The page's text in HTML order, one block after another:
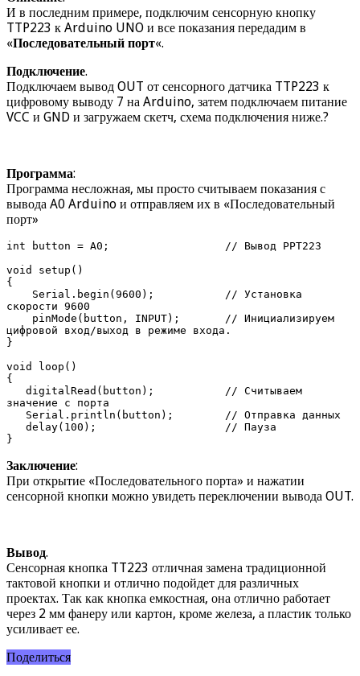
И в последним примере, подключим сенсорную кнопку
TTP223 к Arduino UNO и все показания передадим в
«Последовательный порт«.
Подключение.
Подключаем вывод OUT от сенсорного датчика TTP223 к
цифровому выводу 7 на Arduino, затем подключаем питание
VCC и GND и загружаем скетч, схема подключения ниже.?
Программа:
Программа несложная, мы просто считываем показания с
вывода A0 Arduino и отправляем их в «Последовательный
порт»
int button = A0;                  // Вывод PPT223
void setup()
{
скорости 9600
цифровой вход/выход в режиме входа.
}
void loop()
{
значение с порта
}
Заключение:
При открытие «Последовательного порта» и нажатии
сенсорной кнопки можно увидеть переключении вывода OUT.
Вывод.
Сенсорная кнопка TT223 отличная замена традиционной
тактовой кнопки и отлично подойдет для различных
проектах. Так как кнопка емкостная, она отлично работает
через 2 мм фанеру или картон, кроме железа, а пластик только
усиливает ее.
Поделиться